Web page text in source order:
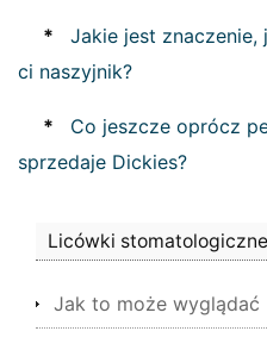
*
Jakie jest znaczenie,
ci naszyjnik?
*
Co jeszcze oprócz
sprzedaje Dickies?
Licówki stomatologiczne
Jak to może wyglądać